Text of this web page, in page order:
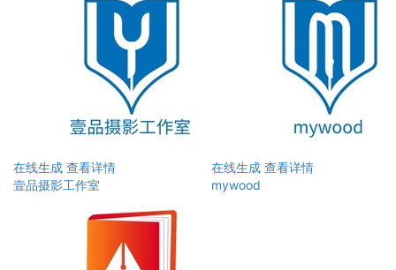
在线生成 查看详情
壹品摄影工作室
在线生成 查看详情
mywood